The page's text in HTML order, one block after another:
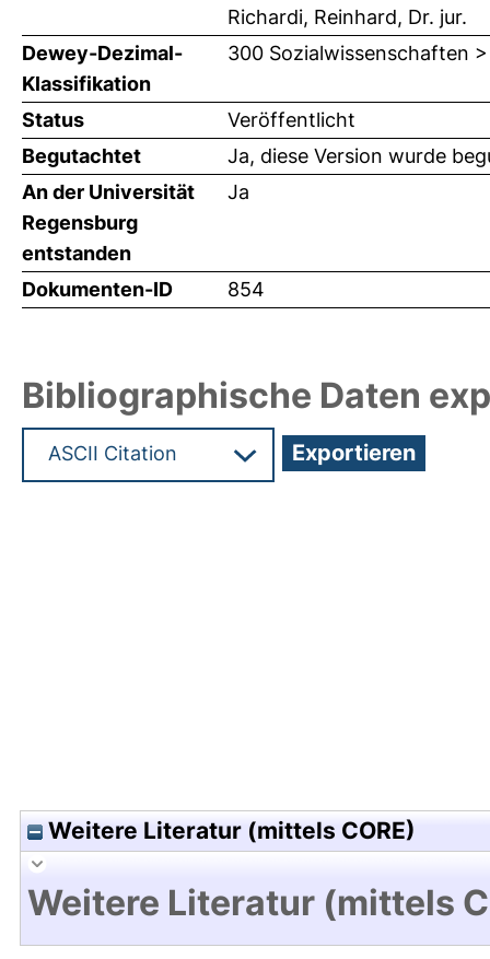
Richardi, Reinhard, Dr. jur.
Dewey-Dezimal-
Klassifikation
300 Sozialwissenschaften
Status
Veröffentlicht
Begutachtet
Ja, diese Version wurde
An der Universität
Regensburg
entstanden
Ja
Dokumenten-ID 854
Bibliographische Daten
Weitere Literatur (mittels CORE)
Weitere Literatur (mittels